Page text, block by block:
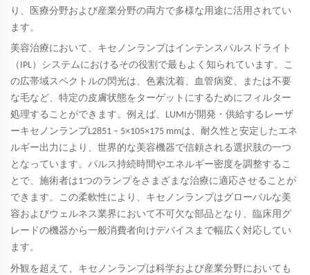
り、医療分野および産業分野の両方で多様な用途に活用されてい
ます。
美容治療において、キセノンランプはインテンスパルスドライト
（IPL）システムにおけるその役割で最もよく知られています。こ
の広帯域スペクトルの閃光は、色素沈着、血管病変、または不要
な毛など、特定の皮膚状態をターゲットにするためにフィルター
処理することができます。例えば、LUMIが開発・供給するレーザ
ーキセノンランプL2851 – 5×105×175 mmは、耐久性と安定したエネ
ルギー出力により、世界的な美容機器で信頼される選択肢の一つ
となっています。パルス持続時間やエネルギー密度を調整するこ
とで、施術者は1つのランプをさまざまな治療に適応させることが
できます。この柔軟性により、キセノンランプはグローバルな美
容およびウェルネス業界において不可欠な部品となり、臨床用グ
レードの機器から一般消費者向けデバイスまで幅広く対応してい
ます。
外観を超えて、キセノンランプは科学および産業分野においても